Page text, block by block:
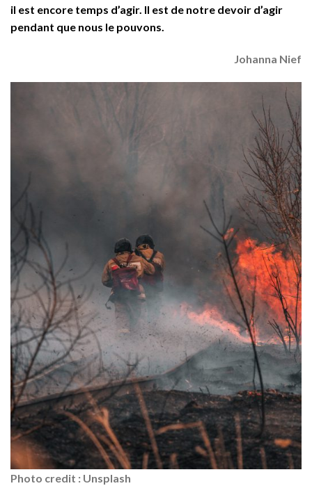
il est encore temps d’agir. Il est de notre devoir d’agir
pendant que nous le pouvons.
Johanna Nief
Photo credit : Unsplash